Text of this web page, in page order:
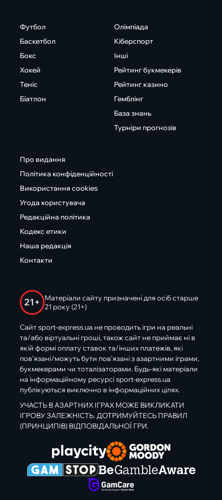
Футбол
Баскетбол
Бокс
Хокей
Теніс
Біатлон
Олімпіада
Кіберспорт
Інші
Рейтинг букмекерів
Рейтинг казино
Гемблінг
База знань
Турніри прогнозів
Про видання
Політика конфіденційності
Використання cookies
Угода користувача
Редакційна політика
Кодекс етики
Наша редакція
Контакти
21+
Матеріали сайту призначені для осіб старше
21 року (21+)
Сайт sport-express.ua не проводить ігри на реальні
та/або віртуальні гроші, також сайт не приймає ні в
якій формі оплату ставок та/інших платежів, які
пов’язані/можуть бути пов’язані з азартними іграми,
букмекерами чи тоталізаторами. Будь-які матеріали
на інформаційному ресурсі sport-express.ua
публікуються виключно в інформаційних цілях.
УЧАСТЬ В АЗАРТНИХ ІГРАХ МОЖЕ ВИКЛИКАТИ
ІГРОВУ ЗАЛЕЖНІСТЬ. ДОТРИМУЙТЕСЬ ПРАВИЛ
(ПРИНЦИПІВ) ВІДПОВІДАЛЬНОЇ ГРИ.